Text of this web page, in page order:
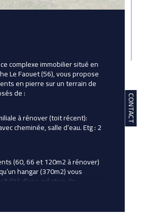
CONTACT
complexe immobilier situé en
Le Faouet (56), vous propose
en pierre sur un terrain de
de :
à rénover (toit récent):
cheminée, salle d’eau. Etg : 2
(60, 66 et 120m2 à rénover)
hangar (370m2) vous
d’une création de